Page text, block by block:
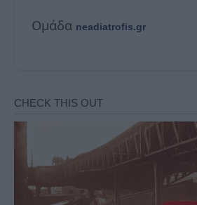
Ομάδα neadiatrofis.gr